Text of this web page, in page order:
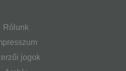
Rólunk
jogok